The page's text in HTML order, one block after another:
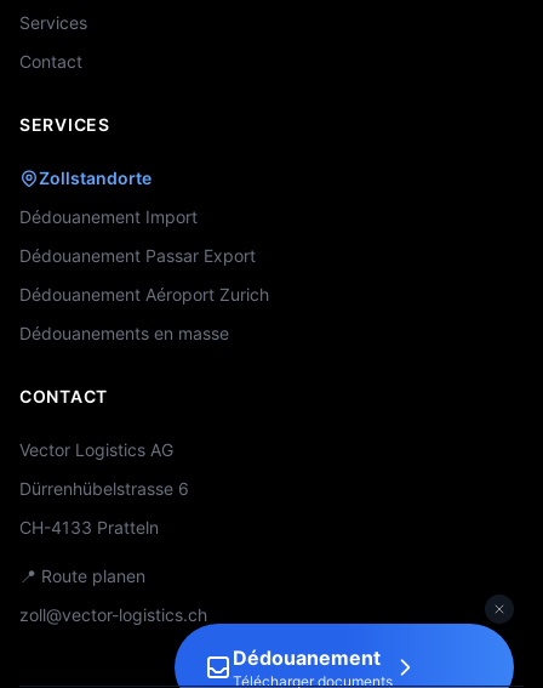
Services
Contact
SERVICES
Zollstandorte
Dédouanement Import
Dédouanement Passar Export
Dédouanement Aéroport Zurich
Dédouanements en masse
CONTACT
Vector Logistics AG
Dürrenhübelstrasse 6
CH-4133 Pratteln
📍 Route planen
zoll@vector-logistics.ch
Dédouanement
Télécharger documents